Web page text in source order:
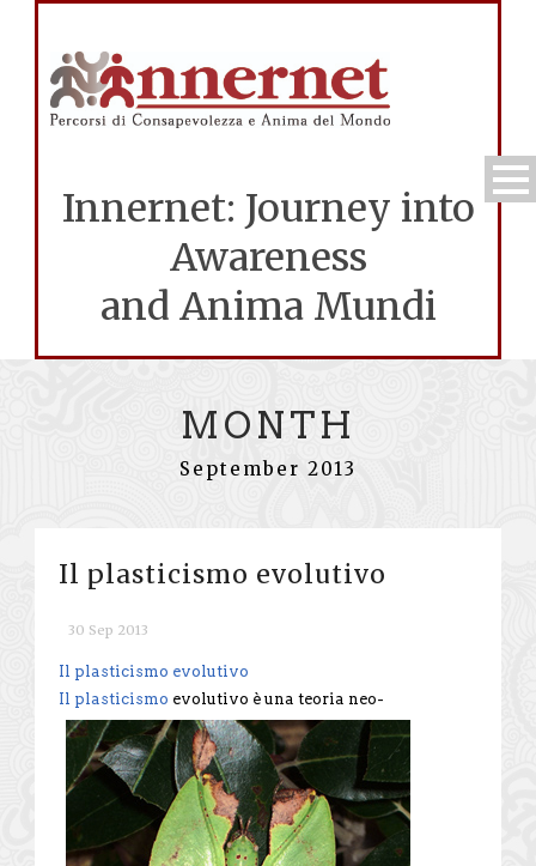
Innernet: Journey into
Awareness
and Anima Mundi
MONTH
September 2013
Il plasticismo evolutivo
30 Sep 2013
Il plasticismo evolutivo
Il plasticismo evolutivo è una teoria neo-